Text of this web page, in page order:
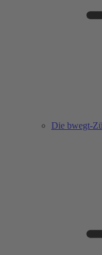
Die bwegt-